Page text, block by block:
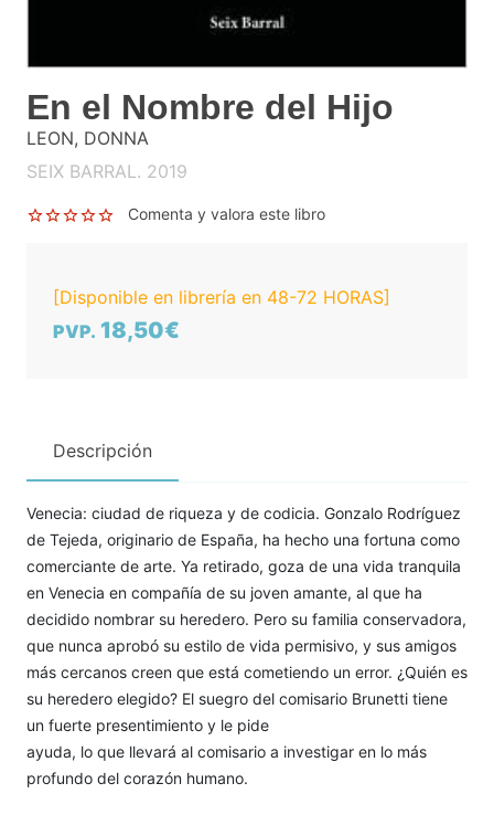
En el Nombre del Hijo
LEON, DONNA
SEIX BARRAL. 2019
Comenta y valora este libro
[Disponible en librería en 48-72 HORAS]
PVP. 18,50€
Descripción
Venecia: ciudad de riqueza y de codicia. Gonzalo Rodríguez
de Tejeda, originario de España, ha hecho una fortuna como
comerciante de arte. Ya retirado, goza de una vida tranquila
en Venecia en compañía de su joven amante, al que ha
decidido nombrar su heredero. Pero su familia conservadora,
que nunca aprobó su estilo de vida permisivo, y sus amigos
más cercanos creen que está cometiendo un error. ¿Quién es
su heredero elegido? El suegro del comisario Brunetti tiene
un fuerte presentimiento y le pide
ayuda, lo que llevará al comisario a investigar en lo más
profundo del corazón humano.